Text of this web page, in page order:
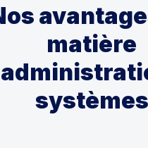
matière
systèmes